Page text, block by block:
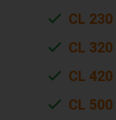
CL 230
CL 320
CL 420
CL 500